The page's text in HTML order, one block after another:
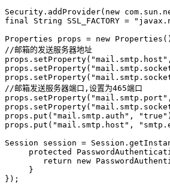
Security.addProvider(new
final String SSL_FACTORY =
Properties props = new
//邮箱的发送服务器地址
//邮箱发送服务器端口,设置为465端口
props.put("mail.smtp.auth",
props.put("mail.smtp.host",
Session session =
protected
return new
     }